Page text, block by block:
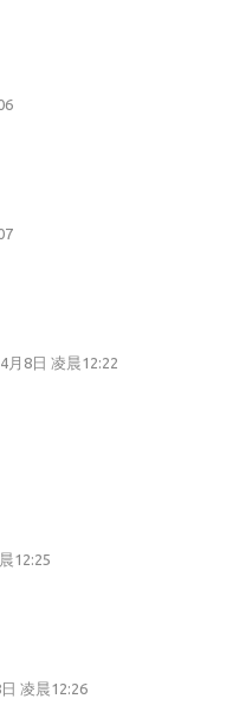
月8日 凌晨12:22
12:25
凌晨12:26